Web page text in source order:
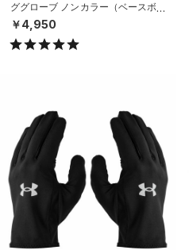
ググローブ ノンカラー（ベースボー
ル/MEN）
￥4,950